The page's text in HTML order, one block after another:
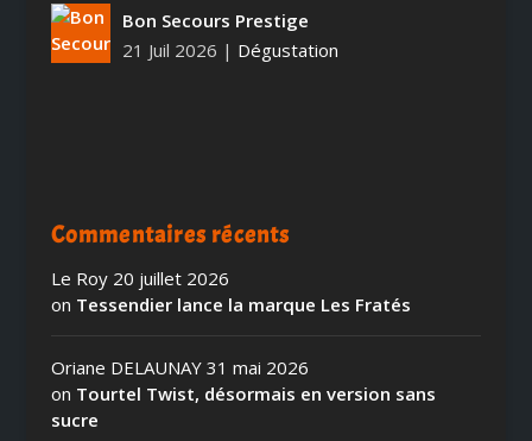
Bon Secours Prestige
21 Juil 2026 | Dégustation
Commentaires récents
Le Roy 20 juillet 2026
on Tessendier lance la marque Les Fratés
Oriane DELAUNAY 31 mai 2026
on Tourtel Twist, désormais en version sans
sucre